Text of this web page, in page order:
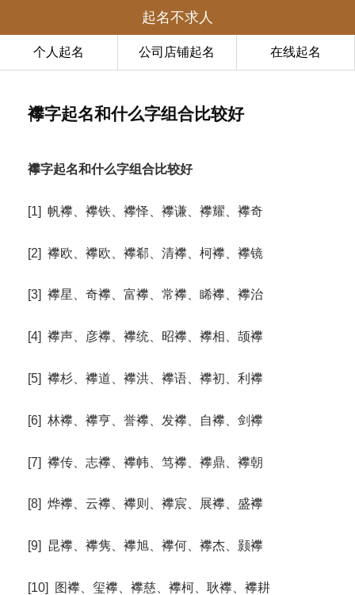
起名不求人
个人起名 公司店铺起名 在线起名
襻字起名和什么字组合比较好
襻字起名和什么字组合比较好
[1] 帆襻、襻铁、襻怿、襻谦、襻耀、襻奇
[2] 襻欧、襻欧、襻郗、清襻、柯襻、襻镜
[3] 襻星、奇襻、富襻、常襻、睎襻、襻治
[4] 襻声、彦襻、襻统、昭襻、襻相、颉襻
[5] 襻杉、襻道、襻洪、襻语、襻初、利襻
[6] 林襻、襻亨、誉襻、发襻、自襻、剑襻
[7] 襻传、志襻、襻帏、笃襻、襻鼎、襻朝
[8] 烨襻、云襻、襻则、襻宸、展襻、盛襻
[9] 昆襻、襻隽、襻旭、襻何、襻杰、颢襻
[10] 图襻、玺襻、襻慈、襻柯、耿襻、襻耕